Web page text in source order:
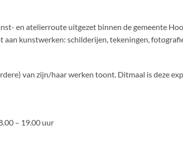
en atelierroute uitgezet binnen de gemeente
kunstwerken: schilderijen, tekeningen,
van zijn/haar werken toont. Ditmaal is deze
– 19.00 uur